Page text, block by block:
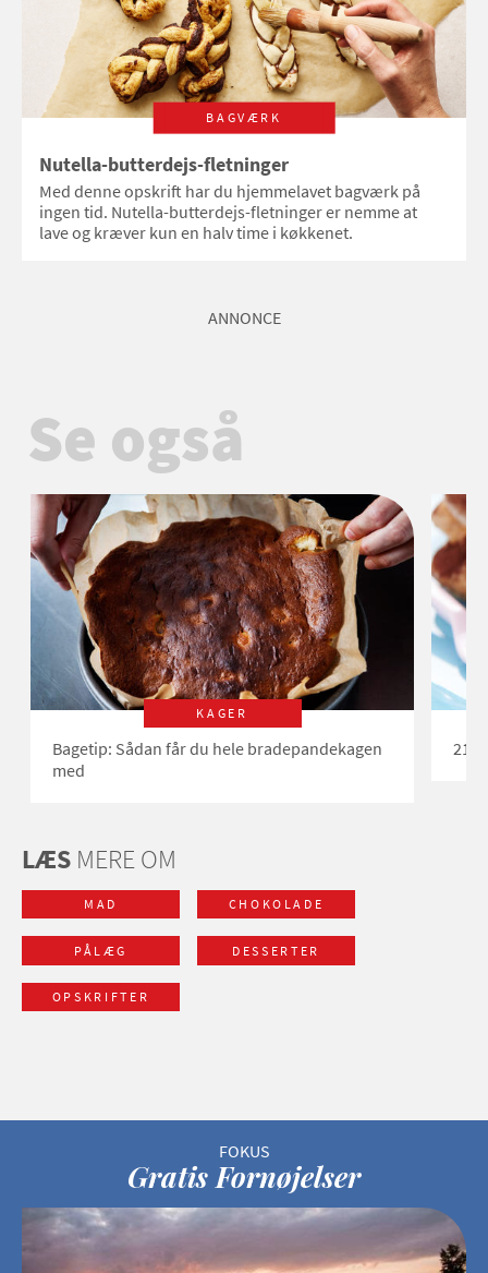
BAGVÆRK
Nutella-butterdejs-fletninger
Med denne opskrift har du hjemmelavet bagværk på
ingen tid. Nutella-butterdejs-fletninger er nemme at
lave og kræver kun en halv time i køkkenet.
ANNONCE
Se også
KAGER
Bagetip: Sådan får du hele bradepandekagen
med
21
LÆS MERE OM
MAD CHOKOLADE
PÅLÆG DESSERTER
OPSKRIFTER
Gratis Fornøjelser